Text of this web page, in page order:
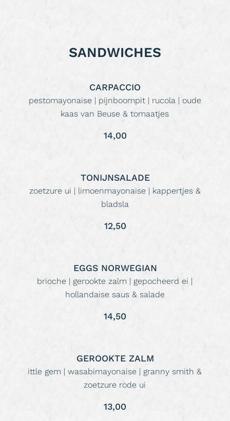
SANDWICHES
CARPACCIO
pestomayonaise | pijnboompit | rucola | oude
kaas van Beuse & tomaatjes
14,00
TONIJNSALADE
zoetzure ui | limoenmayonaise | kappertjes &
bladsla
12,50
EGGS NORWEGIAN
brioche | gerookte zalm | gepocheerd ei |
hollandaise saus & salade
14,50
GEROOKTE ZALM
ittle gem | wasabimayonaise | granny smith &
zoetzure rode ui
13,00